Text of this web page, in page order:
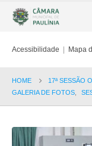
Acessibilidade | Mapa
HOME
17ª SESSÃO
GALERIA DE FOTOS